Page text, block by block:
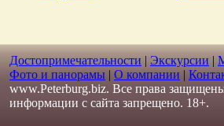
Достопримечательности | Экскурсии |
Фото и панорамы | О компании |
www.Peterburg.biz. Все права
информации с сайта запрещено. 18+.